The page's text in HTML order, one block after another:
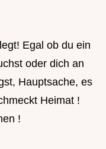
Egal ob du ein
oder dich an
Hauptsache, es
Heimat !
!